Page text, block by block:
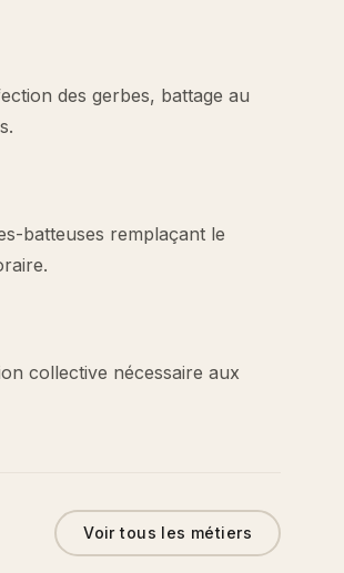
des gerbes, battage au
batteuses remplaçant le
collective nécessaire aux
Voir tous les métiers